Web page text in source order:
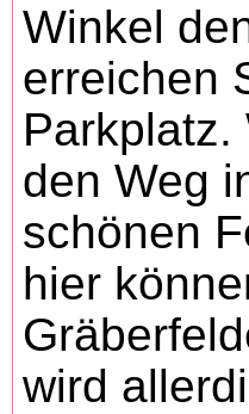
Winkel
erreichen
Parkplatz.
den Weg
schönen
hier
wird